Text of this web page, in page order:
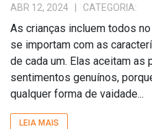
ABR 12, 2024 | CATEGORIA:
As crianças incluem todos
se importam com as
de cada um. Elas aceitam
sentimentos genuínos,
qualquer forma de vaidade...
LEIA MAIS